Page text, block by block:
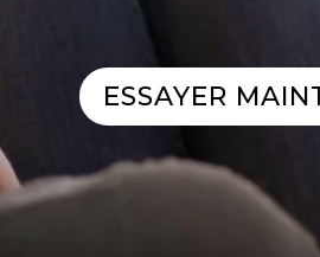
ESSAYER